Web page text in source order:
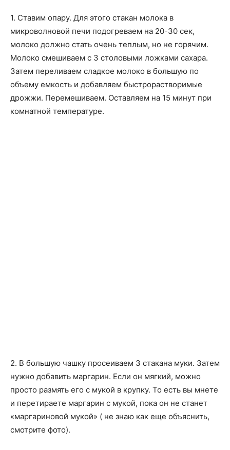
1. Ставим опару. Для этого стакан молока в
микроволновой печи подогреваем на 20-30 сек,
молоко должно стать очень теплым, но не горячим.
Молоко смешиваем с 3 столовыми ложками сахара.
Затем переливаем сладкое молоко в большую по
объему емкость и добавляем быстрорастворимые
дрожжи. Перемешиваем. Оставляем на 15 минут при
комнатной температуре.
2. В большую чашку просеиваем 3 стакана муки. Затем
нужно добавить маргарин. Если он мягкий, можно
просто размять его с мукой в крупку. То есть вы мнете
и перетираете маргарин с мукой, пока он не станет
«маргариновой мукой» ( не знаю как еще объяснить,
смотрите фото).